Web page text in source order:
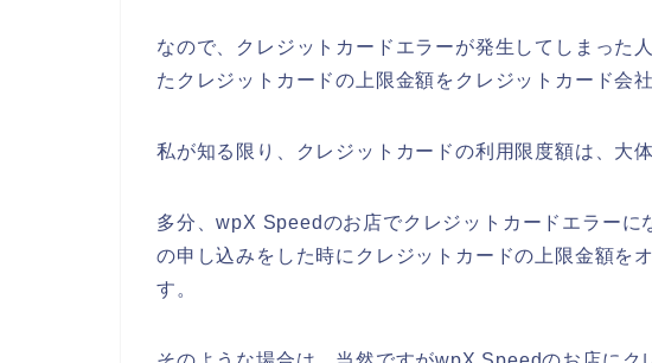
なので、クレジットカードエラーが発生してしまった
たクレジットカードの上限金額をクレジットカード会
私が知る限り、クレジットカードの利用限度額は、大
多分、wpX Speedのお店でクレジットカードエラーに
の申し込みをした時にクレジットカードの上限金額を
す。